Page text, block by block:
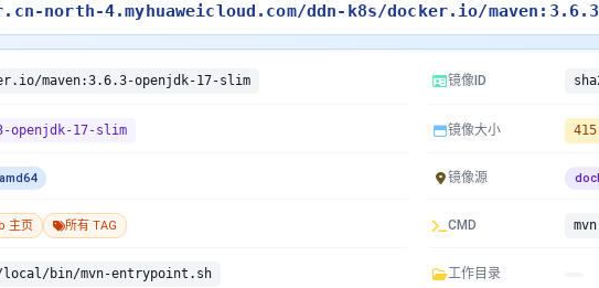
north-4.myhuaweicloud.com/ddn-k8s/docker.io/
maven:3.6.3-openjdk-17-slim 镜像ID
openjdk-17-slim 镜像大小
镜像源
主页 所有 TAG CMD mvn
bin/mvn-entrypoint.sh 工作目录